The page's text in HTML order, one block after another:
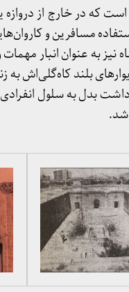
است که در خارج از
مسافرین و
نیز به عنوان انبار
با دیوارهای بلند
شد.